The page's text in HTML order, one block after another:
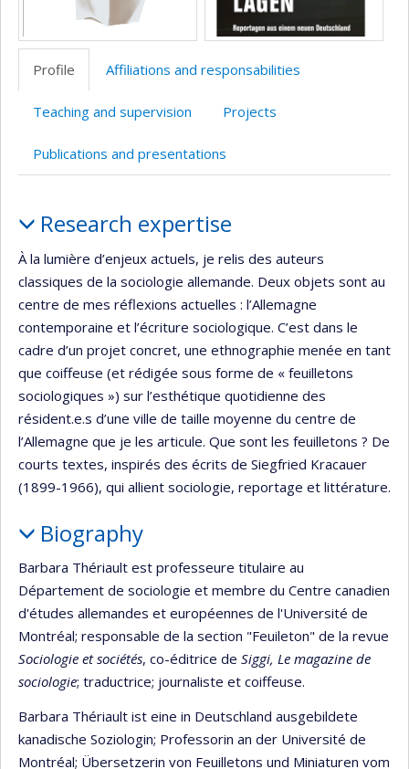
Profile Affiliations and responsabilities
Teaching and supervision Projects
Publications and presentations
Research expertise
À la lumière d’enjeux actuels, je relis des auteurs
classiques de la sociologie allemande. Deux objets sont au
centre de mes réflexions actuelles : l’Allemagne
contemporaine et l’écriture sociologique. C’est dans le
cadre d’un projet concret, une ethnographie menée en tant
que coiffeuse (et rédigée sous forme de « feuilletons
sociologiques ») sur l’esthétique quotidienne des
résident.e.s d’une ville de taille moyenne du centre de
l’Allemagne que je les articule. Que sont les feuilletons ? De
courts textes, inspirés des écrits de Siegfried Kracauer
(1899-1966), qui allient sociologie, reportage et littérature.
Biography
Barbara Thériault est professeure titulaire au
Département de sociologie et membre du Centre canadien
d'études allemandes et européennes de l'Université de
Montréal; responsable de la section "Feuileton" de la revue
Sociologie et sociétés, co-éditrice de Siggi, Le magazine de
sociologie; traductrice; journaliste et coiffeuse.
Barbara Thériault ist eine in Deutschland ausgebildete
kanadische Soziologin; Professorin an der Université de
Montréal; Übersetzerin von Feuilletons und Miniaturen vom